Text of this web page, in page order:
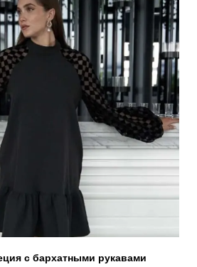
с бархатными рукавами